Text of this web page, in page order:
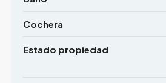
Cochera
Estado propiedad